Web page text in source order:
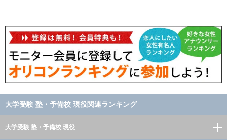
大学受験 塾・予備校 現役関連ランキング
大学受験 塾・予備校 現役